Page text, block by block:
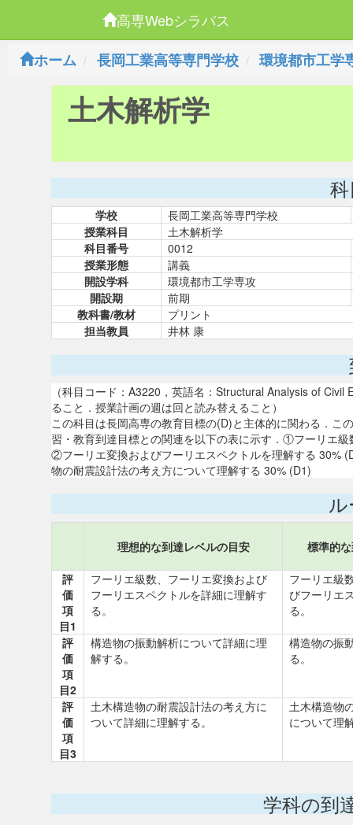
高専Webシラバス
ホーム
長岡工業高等専門学校 環境都市工学
土木解析学
学校
長岡工業高等専門学校
授業科目
土木解析学
科目番号
0012
授業形態
講義
開設学科
環境都市工学専攻
開設期
前期
教科書/教材
プリント
担当教員
井林 康
（科目コード：A3220，英語名：Structural Analysis of
ること．授業計画の週は回と読み替えること）
この科目は長岡高専の教育目標の(D)と主体的に関わる．こ
習・教育到達目標との関連を以下の表に示す．①フーリエ
②フーリエ変換およびフーリエスペクトルを理解する
物の耐震設計法の考え方について理解する 30% (D1)
理想的な到達レベルの目安 標準的
評
価
項
目1
フーリエ級数、フーリエ変換および
フーリエスペクトルを詳細に理解す
る。
フーリエ級
びフーリエ
る。
評
価
項
目2
構造物の振動解析について詳細に理
解する。
構造物の振
る。
評
価
項
目3
土木構造物の耐震設計法の考え方に
ついて詳細に理解する。
土木構造物
について理
学科の到